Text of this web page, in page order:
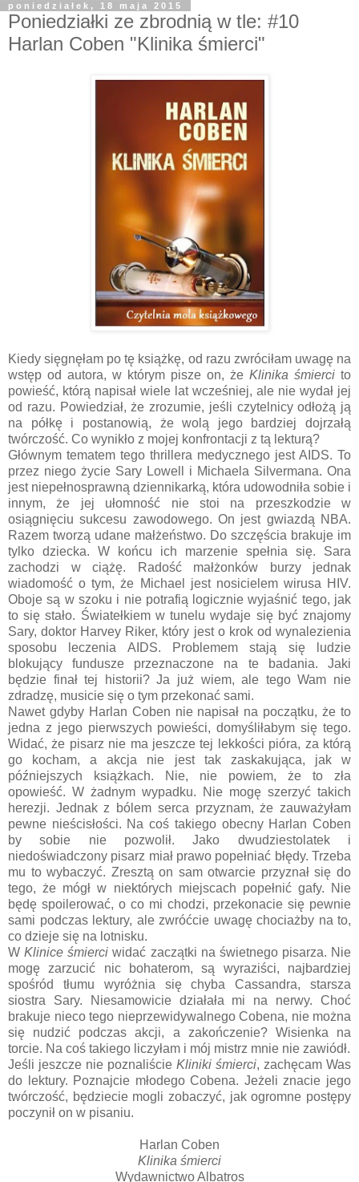
poniedziałek, 18 maja 2015
Poniedziałki ze zbrodnią w tle: #10
Harlan Coben "Klinika śmierci"
Kiedy sięgnęłam po tę książkę, od razu zwróciłam uwagę na
wstęp od autora, w którym pisze on, że Klinika śmierci to
powieść, którą napisał wiele lat wcześniej, ale nie wydał jej
od razu. Powiedział, że zrozumie, jeśli czytelnicy odłożą ją
na półkę i postanowią, że wolą jego bardziej dojrzałą
twórczość. Co wynikło z mojej konfrontacji z tą lekturą?
Głównym tematem tego thrillera medycznego jest AIDS. To
przez niego życie Sary Lowell i Michaela Silvermana. Ona
jest niepełnosprawną dziennikarką, która udowodniła sobie i
innym, że jej ułomność nie stoi na przeszkodzie w
osiągnięciu sukcesu zawodowego. On jest gwiazdą NBA.
Razem tworzą udane małżeństwo. Do szczęścia brakuje im
tylko dziecka. W końcu ich marzenie spełnia się. Sara
zachodzi w ciążę. Radość małżonków burzy jednak
wiadomość o tym, że Michael jest nosicielem wirusa HIV.
Oboje są w szoku i nie potrafią logicznie wyjaśnić tego, jak
to się stało. Światełkiem w tunelu wydaje się być znajomy
Sary, doktor Harvey Riker, który jest o krok od wynalezienia
sposobu leczenia AIDS. Problemem stają się ludzie
blokujący fundusze przeznaczone na te badania. Jaki
będzie finał tej historii? Ja już wiem, ale tego Wam nie
zdradzę, musicie się o tym przekonać sami.
Nawet gdyby Harlan Coben nie napisał na początku, że to
jedna z jego pierwszych powieści, domyśliłabym się tego.
Widać, że pisarz nie ma jeszcze tej lekkości pióra, za którą
go kocham, a akcja nie jest tak zaskakująca, jak w
późniejszych książkach. Nie, nie powiem, że to zła
opowieść. W żadnym wypadku. Nie mogę szerzyć takich
herezji. Jednak z bólem serca przyznam, że zauważyłam
pewne nieścisłości. Na coś takiego obecny Harlan Coben
by sobie nie pozwolił. Jako dwudziestolatek i
niedoświadczony pisarz miał prawo popełniać błędy. Trzeba
mu to wybaczyć. Zresztą on sam otwarcie przyznał się do
tego, że mógł w niektórych miejscach popełnić gafy. Nie
będę spoilerować, o co mi chodzi, przekonacie się pewnie
sami podczas lektury, ale zwróćcie uwagę chociażby na to,
co dzieje się na lotnisku.
WKlinice śmierciwidać zaczątki na świetnego pisarza. Nie
mogę zarzucić nic bohaterom, są wyraziści, najbardziej
spośród tłumu wyróżnia się chyba Cassandra, starsza
siostra Sary. Niesamowicie działała mi na nerwy. Choć
brakuje nieco tego nieprzewidywalnego Cobena, nie można
się nudzić podczas akcji, a zakończenie? Wisienka na
torcie. Na coś takiego liczyłam i mój mistrz mnie nie zawiódł.
Jeśli jeszcze nie poznaliście Kliniki śmierci, zachęcam Was
do lektury. Poznajcie młodego Cobena. Jeżeli znacie jego
twórczość, będziecie mogli zobaczyć, jak ogromne postępy
poczynił on w pisaniu.
Harlan Coben
Klinika śmierci
Wydawnictwo Albatros